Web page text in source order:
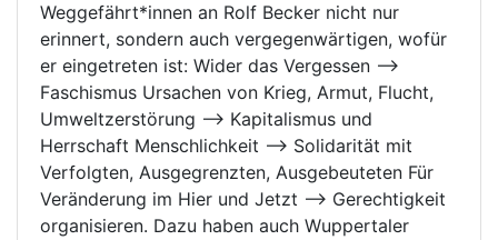
Weggefährt*innen an Rolf Becker nicht nur
erinnert, sondern auch vergegenwärtigen, wofür
er eingetreten ist: Wider das Vergessen ——>
Faschismus Ursachen von Krieg, Armut, Flucht,
Umweltzerstörung —> Kapitalismus und
Herrschaft Menschlichkeit ——> Solidarität mit
Verfolgten, Ausgegrenzten, Ausgebeuteten Für
Veränderung im Hier und Jetzt ——> Gerechtigkeit
organisieren. Dazu haben auch Wuppertaler